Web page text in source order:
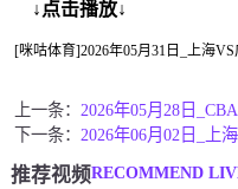
足球动态
篮球速报
↓点击播放↓
[咪咕体育]2026年05月31日_上海
上一条： 2026年05月28日
下一条： 2026年06月02日_上
推荐视频RECOMMEND